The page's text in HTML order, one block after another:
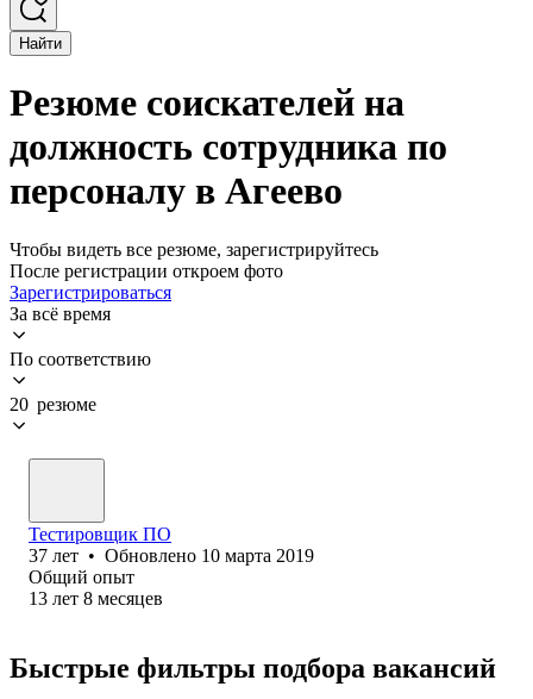
Найти
Резюме соискателей на
должность сотрудника по
персоналу в Агеево
Чтобы видеть все резюме, зарегистрируйтесь
После регистрации откроем фото
Зарегистрироваться
За всё время
По соответствию
20 резюме
Тестировщик ПО
37 лет • Обновлено 10 марта 2019
Общий опыт
13 лет 8 месяцев
Быстрые фильтры подбора вакансий